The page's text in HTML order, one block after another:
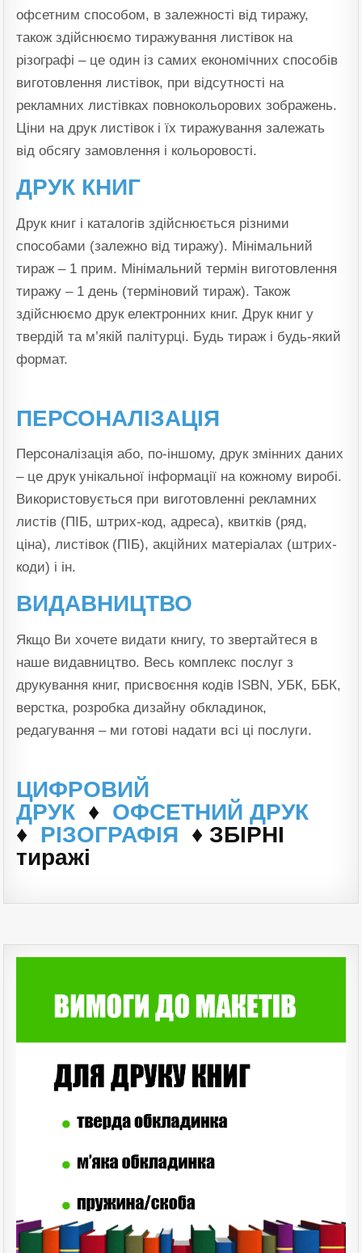
офсетним способом, в залежності від тиражу,
також здійснюємо тиражування листівок на
різографі – це один із самих економічних способів
виготовлення листівок, при відсутності на
рекламних листівках повнокольорових зображень.
Ціни на друк листівок і їх тиражування залежать
від обсягу замовлення і кольоровості.
ДРУК КНИГ
Друк книг і каталогів здійснюється різними
способами (залежно від тиражу). Мінімальний
тираж – 1 прим. Мінімальний термін виготовлення
тиражу – 1 день (терміновий тираж). Також
здійснюємо друк електронних книг. Друк книг у
твердій та м’якій палітурці. Будь тираж і будь-який
формат.
ПЕРСОНАЛІЗАЦІЯ
Персоналізація або, по-іншому, друк змінних даних
– це друк унікальної інформації на кожному виробі.
Використовується при виготовленні рекламних
листів (ПІБ, штрих-код, адреса), квитків (ряд,
ціна), листівок (ПІБ), акційних матеріалах (штрих-
коди) і ін.
ВИДАВНИЦТВО
Якщо Ви хочете видати книгу, то звертайтеся в
наше видавництво. Весь комплекс послуг з
друкування книг, присвоєння кодів ISBN, УБК, ББК,
верстка, розробка дизайну обкладинок,
редагування – ми готові надати всі ці послуги.
ЦИФРОВИЙ
ДРУК ♦ ОФСЕТНИЙ ДРУК
♦ РІЗОГРАФІЯ ♦ ЗБІРНІ
тиражі